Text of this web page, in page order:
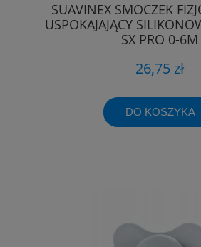
SUAVINEX SMOCZEK
USPOKAJAJĄCY
SX PRO 0-6M
26,75 zł
DO KOSZYKA